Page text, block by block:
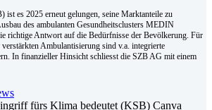
ist es 2025 erneut gelungen, seine Marktanteile zu
des ambulanten Gesundheitsclusters MEDIN
richtige Antwort auf die Bedürfnisse der Bevölkerung. Für
Ambulantisierung sind v.a. integrierte
In finanzieller Hinsicht schliesst die SZB AG mit einem